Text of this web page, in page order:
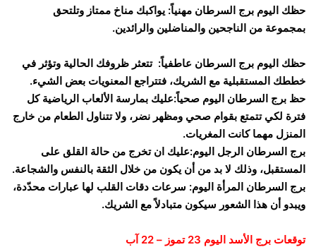
حظك اليوم برج السرطان مهنياً: يواكبك مناخ ممتاز وتلتحق
بمجموعة من الناجحين والمناضلين والرائدين.
حظك اليوم برج السرطان عاطفياً: تتعثر ظروفك الحالية وتؤثر في
خططك المستقبلية مع الشريك، فتتراجع المعنويات بعض الشيء.
حظ برج السرطان اليوم صحياً:عليك بمارسة الألعاب الرياضية كل
فترة لكي تتمتع بقوام صحي ومظهر نضر، ولا تتناول الطعام من خارج
المنزل مهما كانت المغريات.
برج السرطان الرجل اليوم:عليك ان تخرج من حالة القلق على
المستقبل، وذلك لا بد من أن يكون من خلال الثقة بالنفس والشجاعة.
برج السرطان المرأة اليوم: سرعات دقات القلب لها عبارات محدّدة،
ويبدو أن هذا الشعور سيكون متبادلاً مع الشريك.
توقعات برج الأسد اليوم 23 تموز – 22 آب